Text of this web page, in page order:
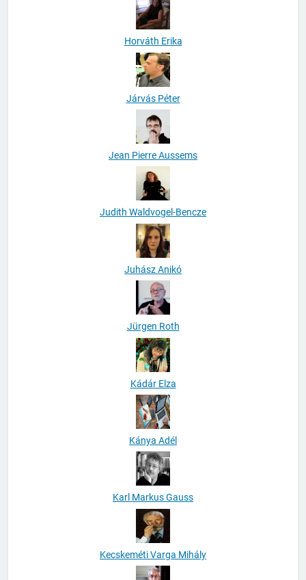
Horváth Erika
Járvás Péter
Jean Pierre Aussems
Judith Waldvogel-Bencze
Juhász Anikó
Jürgen Roth
Kádár Elza
Kánya Adél
Karl Markus Gauss
Kecskeméti Varga Mihály